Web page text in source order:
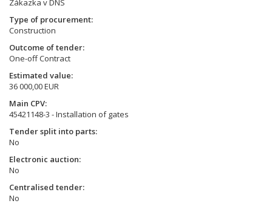
Zákazka v DNS
Type of procurement
Construction
Outcome of tender
One-off Contract
Estimated value
36 000,00 EUR
Main CPV
45421148-3 - Installation of gates
Tender split into parts
No
Electronic auction
No
Centralised tender
No